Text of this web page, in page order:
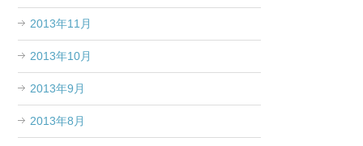
2013年11月
2013年10月
2013年9月
2013年8月